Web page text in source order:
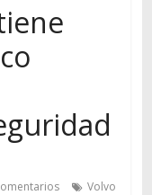
Volvo